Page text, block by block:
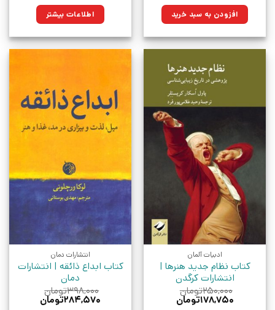
۳۶۷,۰۰۰تومان
بود.
۲۶۲,۴۰۵تومان.افزودن به سبد خرید اطلاعات بیشتر
ادبیات آلمان
کتاب نظام جدید هنرها |
انتشارات کرگدن
۲۵۰,۰۰۰تومان
قیمت
۱۷۸,۷۵۰تومان
انتشارات دمان
کتاب ابداع ذائقه | انتشارات
دمان
۳۹۸,۰۰۰تومان
قیمت
۲۸۴,۵۷۰تومان